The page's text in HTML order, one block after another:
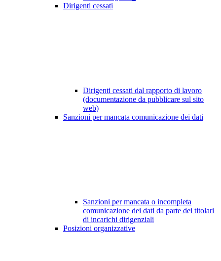
Dirigenti cessati
Dirigenti cessati dal rapporto di lavoro
(documentazione da pubblicare sul sito
web)
Sanzioni per mancata comunicazione dei dati
Sanzioni per mancata o incompleta
comunicazione dei dati da parte dei titolari
di incarichi dirigenziali
Posizioni organizzative